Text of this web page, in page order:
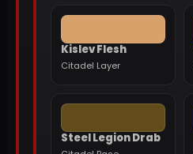
Kislev Flesh
Citadel Layer
Steel Legion Drab